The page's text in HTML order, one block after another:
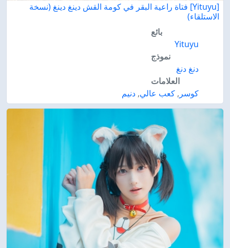
[Yituyu] فتاة راعية البقر في كومة القش دينغ دينغ (نسخة
الاستلقاء)
بائع
Yituyu
نموذج
دنغ دنغ
العلامات
كوسر , كعب عالي, دنيم